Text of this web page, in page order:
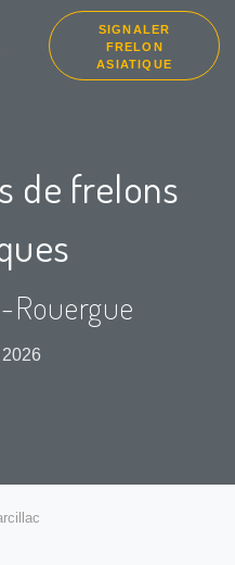
SIGNALER
FRELON
ASIATIQUE
de frelons
Rouergue